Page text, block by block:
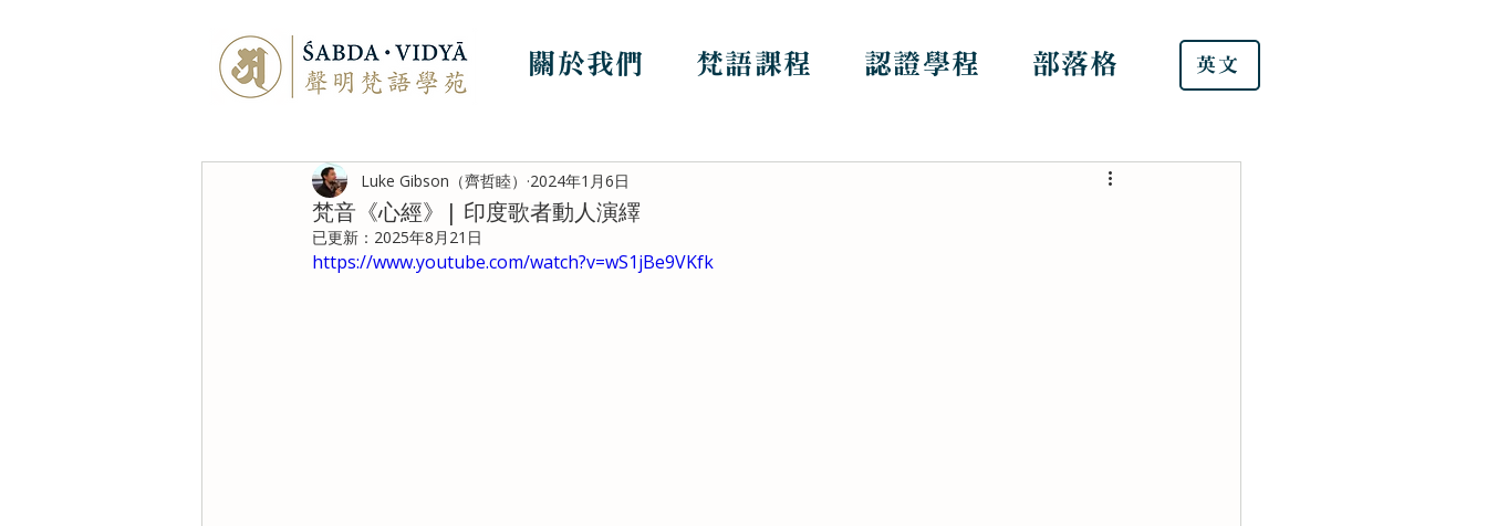
關於我們 梵語課程 認證學程 部落格 英文
梵音《心經》| 印度歌者動人演繹
Luke Gibson（齊哲睦） 2024年1月6日
已更新： 2025年8月21日
https://www.youtube.com/watch?v=wS1jBe9VKfk